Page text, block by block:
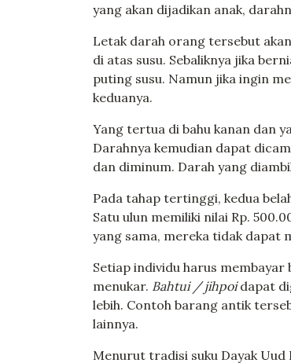
yang akan dijadikan anak,
Letak darah orang tersebut
di atas susu. Sebaliknya jika
puting susu. Namun jika ingin
keduanya.
Yang tertua di bahu kanan dan
Darahnya kemudian dapat
dan diminum. Darah yang
Pada tahap tertinggi, kedua
Satu ulun memiliki nilai Rp.
yang sama, mereka tidak dapat
Setiap individu harus
menukar. Bahtui / jihpoidapat
lebih. Contoh barang antik
lainnya.
Menurut tradisi suku Dayak Uud